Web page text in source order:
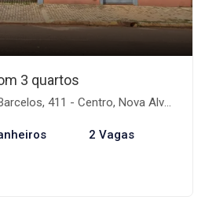
3 quartos
411 - Centro, Nova Alvorada do Sul-MS
2 Vagas